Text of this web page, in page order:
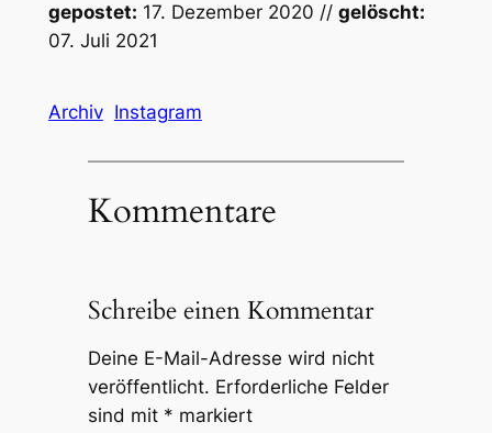
gepostet: 17. Dezember 2020 // gelöscht:
07. Juli 2021
Archiv Instagram
Kommentare
Schreibe einen Kommentar
Deine E-Mail-Adresse wird nicht
veröffentlicht. Erforderliche Felder
sind mit * markiert